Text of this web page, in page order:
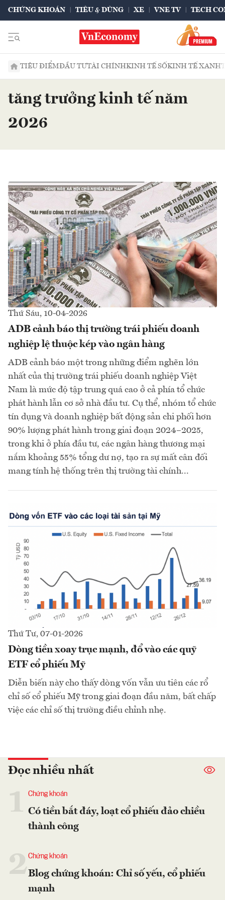
CHỨNG KHOÁN TIÊU & DÙNG XE VNE TV TECH
TIÊU ĐIỂMĐẦU TƯTÀI CHÍNHKINH TẾ SỐKINH TẾ XANH
tăng trưởng kinh tế năm
2026
Thứ Sáu, 10-04-2026
ADB cảnh báo thị trường trái phiếu doanh
nghiệp lệ thuộc kép vào ngân hàng
ADB cảnh báo một trong những điểm nghẽn lớn
nhất của thị trường trái phiếu doanh nghiệp Việt
Nam là mức độ tập trung quá cao ở cả phía tổ chức
phát hành lẫn cơ sở nhà đầu tư. Cụ thể, nhóm tổ chức
tín dụng và doanh nghiệp bất động sản chi phối hơn
90% lượng phát hành trong giai đoạn 2024–2025,
trong khi ở phía đầu tư, các ngân hàng thương mại
nắm khoảng 55% tổng dư nợ, tạo ra sự mất cân đối
mang tính hệ thống trên thị trường tài chính...
Thứ Tư, 07-01-2026
Dòng tiền xoay trục mạnh, đổ vào các quỹ
ETF cổ phiếu Mỹ
Diễn biến này cho thấy dòng vốn vẫn ưu tiên các rổ
chỉ số cổ phiếu Mỹ trong giai đoạn đầu năm, bất chấp
việc các chỉ số thị trường điều chỉnh nhẹ.
Đọc nhiều nhất
Chứng khoán
Có tiền bắt đáy, loạt cổ phiếu đảo chiều
thành công
2Chứng khoán
Blog chứng khoán: Chỉ số yếu, cổ phiếu
mạnh